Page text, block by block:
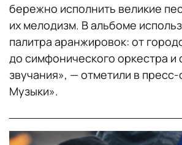
бережно исполнить великие
их мелодизм. В альбоме
палитра аранжировок: от
до симфонического оркестра и
звучания», — отметили в
Музыки».